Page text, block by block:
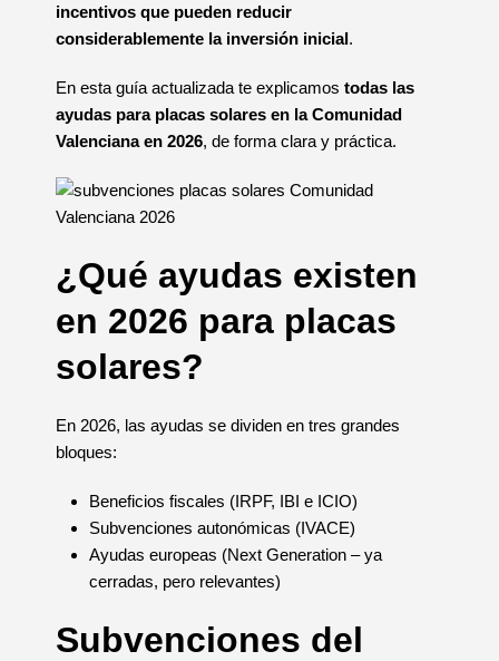
incentivos que pueden reducir
considerablemente la inversión inicial.
En esta guía actualizada te explicamos todas las
ayudas para placas solares en la Comunidad
Valenciana en 2026, de forma clara y práctica.
¿Qué ayudas existen
en 2026 para placas
solares?
En 2026, las ayudas se dividen en tres grandes
bloques:
Beneficios fiscales (IRPF, IBI e ICIO)
Subvenciones autonómicas (IVACE)
Ayudas europeas (Next Generation – ya
cerradas, pero relevantes)
Subvenciones del